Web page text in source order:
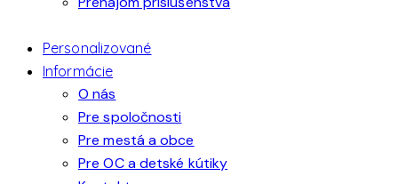
Personalizované
Informácie
O nás
Pre spoločnosti
Pre mestá a obce
Pre OC a detské kútiky